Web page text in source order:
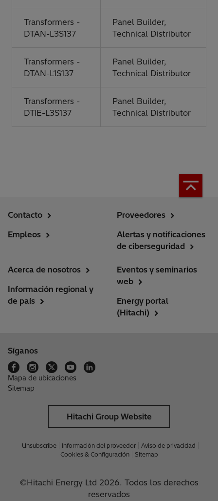
Transformers -
DTAN-L3S137
Panel Builder,
Technical Distributor
Transformers -
DTAN-L1S137
Panel Builder,
Technical Distributor
Transformers -
DTIE-L3S137
Panel Builder,
Technical Distributor
Contacto
Empleos
Proveedores
Alertas y notificaciones
de ciberseguridad
Acerca de nosotros
Información regional y
de país
Eventos y seminarios
web
Energy portal
(Hitachi)
Síganos
Mapa de ubicaciones
Sitemap
Hitachi Group Website
Unsubscribe Información del proveedor
Aviso de privacidad
Cookies & Configuración
Sitemap
©Hitachi Energy Ltd 2026. Todos los derechos
reservados